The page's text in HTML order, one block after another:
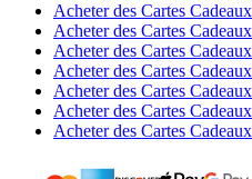
Acheter des Cartes
Acheter des Cartes
Acheter des Cartes
Acheter des Cartes
Acheter des Cartes
Acheter des Cartes
Acheter des Cartes